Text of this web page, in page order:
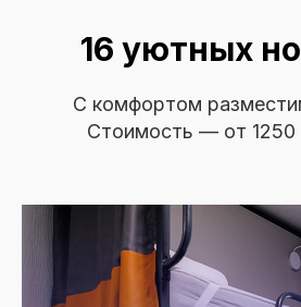
16 уютных
С комфортом
Стоимость — от 1250